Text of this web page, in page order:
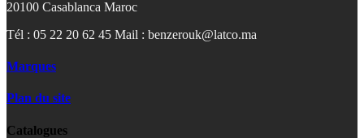
20100 Casablanca Maroc
Tél : 05 22 20 62 45 Mail : benzerouk@latco.ma
Marques
Plan du site
Catalogues